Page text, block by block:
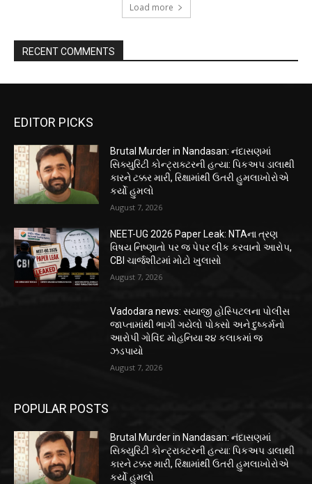
Load more
RECENT COMMENTS
EDITOR PICKS
Brutal Murder in Nandasan: નંદાસણમાં
સિક્યુરિટી કોન્ટ્રાક્ટરની હત્યા: પિકઅપ ડાલાથી
કારને ટક્કર મારી, રિક્ષામાંથી ઉતરી હુમલાખોરોએ
કર્યો હુમલો
August 7, 2026
NEET-UG 2026 Paper Leak: NTAના ત્રણ
વિષય નિષ્ણાતો પર જ પેપર લીક કરવાનો આરોપ,
CBI ચાર્જશીટમાં મોટો ખુલાસો
August 7, 2026
Vadodara news: સયાજી હોસ્પિટલના પોલીસ
જાપ્તામાંથી ભાગી ગયેલો પોક્સો અને દુષ્કર્મનો
આરોપી ગોવિંદ મોહનિયા ૨૪ કલાકમાં જ
ઝડપાયો
August 7, 2026
POPULAR POSTS
Brutal Murder in Nandasan: નંદાસણમાં
સિક્યુરિટી કોન્ટ્રાક્ટરની હત્યા: પિકઅપ ડાલાથી
કારને ટક્કર મારી, રિક્ષામાંથી ઉતરી હુમલાખોરોએ
કર્યો હુમલો